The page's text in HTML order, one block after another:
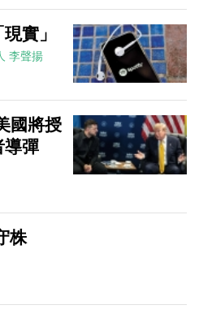
實」
李聲揚
國將授
導彈
株